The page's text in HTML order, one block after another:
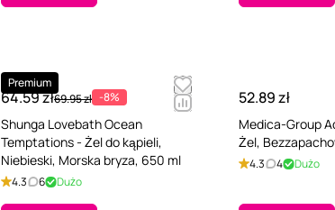
Premium
64.59 zł69.95 zł -8%
Shunga Lovebath Ocean
Temptations - Żel do kąpieli,
Niebieski, Morska bryza, 650 ml
4.3 6 Dużo
52.89 zł
Medica-Group
Żel,
4.3 4 Dużo